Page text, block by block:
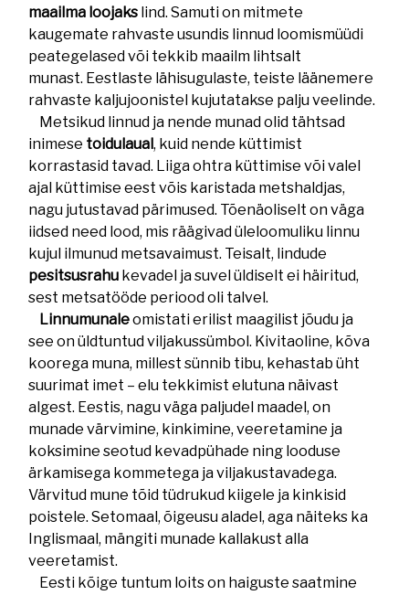
maailma loojaks lind. Samuti on mitmete
kaugemate rahvaste usundis linnud loomismüüdi
peategelased või tekkib maailm lihtsalt
munast. Eestlaste lähisugulaste, teiste läänemere
rahvaste kaljujoonistel kujutatakse palju veelinde.
Metsikud linnud ja nende munad olid tähtsad
inimese toidulaual, kuid nende küttimist
korrastasid tavad. Liiga ohtra küttimise või valel
ajal küttimise eest võis karistada metshaldjas,
nagu jutustavad pärimused. Tõenäoliselt on väga
iidsed need lood, mis räägivad üleloomuliku linnu
kujul ilmunud metsavaimust. Teisalt, lindude
pesitsusrahu kevadel ja suvel üldiselt ei häiritud,
sest metsatööde periood oli talvel.
Linnumunaleomistati erilist maagilist jõudu ja
see on üldtuntud viljakussümbol. Kivitaoline, kõva
koorega muna, millest sünnib tibu, kehastab üht
suurimat imet – elu tekkimist elutuna näivast
algest. Eestis, nagu väga paljudel maadel, on
munade värvimine, kinkimine, veeretamine ja
koksimine seotud kevadpühade ning looduse
ärkamisega kommetega ja viljakustavadega.
Värvitud mune tõid tüdrukud kiigele ja kinkisid
poistele. Setomaal, õigeusu aladel, aga näiteks ka
Inglismaal, mängiti munade kallakust alla
veeretamist.
Eesti kõige tuntum loits on haiguste saatmine